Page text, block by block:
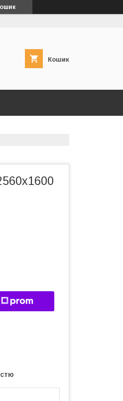
Кошик